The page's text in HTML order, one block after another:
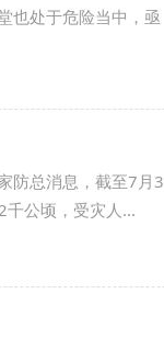
也处于危险当中，亟
防总消息，截至7月3
公顷，受灾人...